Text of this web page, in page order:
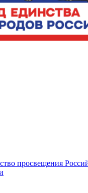
просвещения